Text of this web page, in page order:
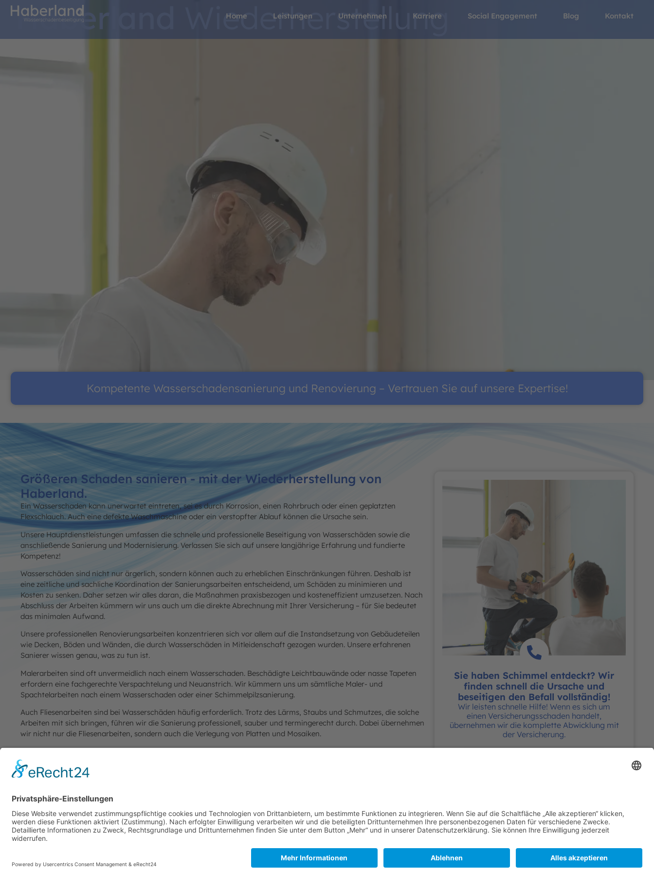
Home Leistungen Unternehmen Karriere Social Engagement Blog Kontakt
Haberland Wiederherstellung
Kompetente Wasserschadensanierung und Renovierung – Vertrauen Sie auf unsere Expertise!
Größeren Schaden sanieren - mit der Wiederherstellung von
Haberland.
Ein Wasserschaden kann unerwartet eintreten, sei es durch Korrosion, einen Rohrbruch oder einen geplatzten
Flexschlauch. Auch eine defekte Waschmaschine oder ein verstopfter Ablauf können die Ursache sein.
Unsere Hauptdienstleistungen umfassen die schnelle und professionelle Beseitigung von Wasserschäden sowie die
anschließende Sanierung und Modernisierung. Verlassen Sie sich auf unsere langjährige Erfahrung und fundierte
Kompetenz!
Wasserschäden sind nicht nur ärgerlich, sondern können auch zu erheblichen Einschränkungen führen. Deshalb ist
eine zeitliche und sachliche Koordination der Sanierungsarbeiten entscheidend, um Schäden zu minimieren und
Kosten zu senken. Daher setzen wir alles daran, die Maßnahmen praxisbezogen und kosteneffizient umzusetzen. Nach
Abschluss der Arbeiten kümmern wir uns auch um die direkte Abrechnung mit Ihrer Versicherung – für Sie bedeutet
das minimalen Aufwand.
Unsere professionellen Renovierungsarbeiten konzentrieren sich vor allem auf die Instandsetzung von Gebäudeteilen
wie Decken, Böden und Wänden, die durch Wasserschäden in Mitleidenschaft gezogen wurden. Unsere erfahrenen
Sanierer wissen genau, was zu tun ist.
Malerarbeiten sind oft unvermeidlich nach einem Wasserschaden. Beschädigte Leichtbauwände oder nasse Tapeten
erfordern eine fachgerechte Verspachtelung und Neuanstrich. Wir kümmern uns um sämtliche Maler- und
Spachtelarbeiten nach einem Wasserschaden oder einer Schimmelpilzsanierung.
Auch Fliesenarbeiten sind bei Wasserschäden häufig erforderlich. Trotz des Lärms, Staubs und Schmutzes, die solche
Arbeiten mit sich bringen, führen wir die Sanierung professionell, sauber und termingerecht durch. Dabei übernehmen
wir nicht nur die Fliesenarbeiten, sondern auch die Verlegung von Platten und Mosaiken.
Wir sind spezialisiert auf die Verlegung von Parkett, Laminat, Vinylboden, Feinsteinboden und mehr – nach einem
Wasserschaden erstrahlt Ihr Boden in neuem Glanz.
vorkommen, dass das umliegende Holz vollgesogen ist und ganze Wandvertäfelungen saniert werden müssen.
Verlassen Sie sich auf unsere erfahrenen Schreiner für eine professionelle Umsetzung.
Mit unserem engagierten Team und unserer umfassenden Expertise stehen wir Ihnen zur Seite, um Wasserschäden
schnell und effizient zu beseitigen und Ihre Räumlichkeiten wieder in Topzustand zu bringen. Vertrauen Sie auf unsere
Sie haben Schimmel entdeckt? Wir
finden schnell die Ursache und
beseitigen den Befall vollständig!
Wir leisten schnelle Hilfe! Wenn es sich um
einen Versicherungsschaden handelt,
übernehmen wir die komplette Abwicklung mit
der Versicherung.